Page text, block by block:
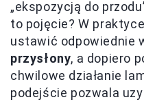
„ekspozycją do
to pojęcie? W
ustawić odpowiednie
przysłony, a dopiero
chwilowe działanie
podejście pozwala